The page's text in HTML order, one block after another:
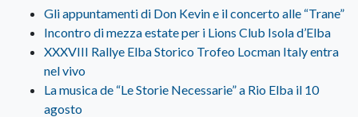
Gli appuntamenti di Don Kevin e il concerto alle “Trane”
Incontro di mezza estate per i Lions Club Isola d’Elba
XXXVIII Rallye Elba Storico Trofeo Locman Italy entra
nel vivo
La musica de “Le Storie Necessarie” a Rio Elba il 10
agosto